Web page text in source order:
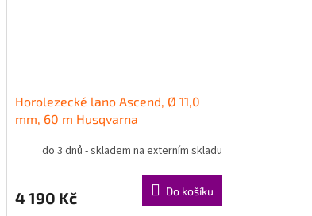
Horolezecké lano Ascend, Ø 11,0
mm, 60 m Husqvarna
do 3 dnů - skladem na externím skladu
4 190 Kč Do košíku